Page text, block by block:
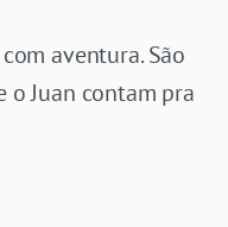
aventura. São
o Juan contam pra